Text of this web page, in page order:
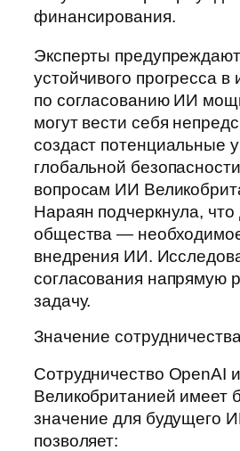
финансирования.
Эксперты
устойчивого прогресса в
по согласованию ИИ
могут вести себя
создаст потенциальные
глобальной
вопросам ИИ
Нараян подчеркнула, что
общества —
внедрения ИИ.
согласования напрямую
задачу.
Значение сотрудничества
Сотрудничество OpenAI
Великобританией имеет
значение для будущего
позволяет: